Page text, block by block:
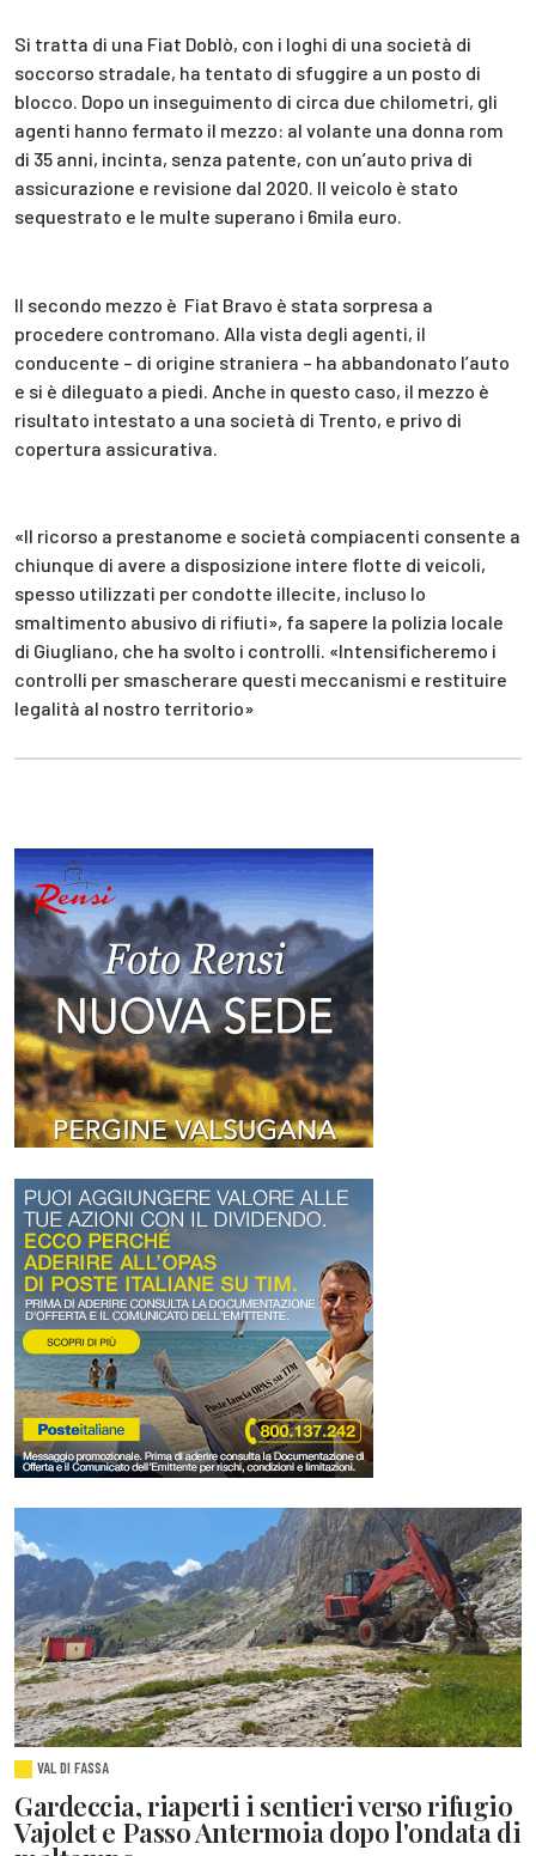
Si tratta di una Fiat Doblò, con i loghi di una società di
soccorso stradale, ha tentato di sfuggire a un posto di
blocco. Dopo un inseguimento di circa due chilometri, gli
agenti hanno fermato il mezzo: al volante una donna rom
di 35 anni, incinta, senza patente, con un’auto priva di
assicurazione e revisione dal 2020. Il veicolo è stato
sequestrato e le multe superano i 6mila euro.
Il secondo mezzo è Fiat Bravo è stata sorpresa a
procedere contromano. Alla vista degli agenti, il
conducente – di origine straniera – ha abbandonato l’auto
e si è dileguato a piedi. Anche in questo caso, il mezzo è
risultato intestato a una società di Trento, e privo di
copertura assicurativa.
«Il ricorso a prestanome e società compiacenti consente a
chiunque di avere a disposizione intere flotte di veicoli,
spesso utilizzati per condotte illecite, incluso lo
smaltimento abusivo di rifiuti», fa sapere la polizia locale
di Giugliano, che ha svolto i controlli. «Intensificheremo i
controlli per smascherare questi meccanismi e restituire
legalità al nostro territorio»
VAL DI FASSA
Gardeccia, riaperti i sentieri verso rifugio
Vajolet e Passo Antermoia dopo l'ondata di